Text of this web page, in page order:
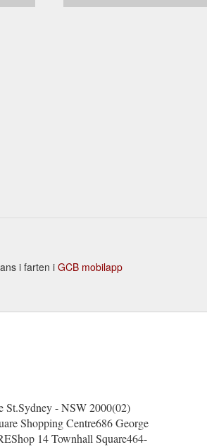
i farten i GCB mobilapp
- NSW 2000(02)
Shopping Centre686 George
14 Townhall Square464-